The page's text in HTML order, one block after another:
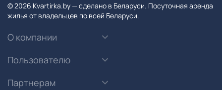
© 2026 Kvartirka.by — сделано в Беларуси. Посуточная аренда
жилья от владельцев по всей Беларуси.
О компании
Пользователю
Партнерам